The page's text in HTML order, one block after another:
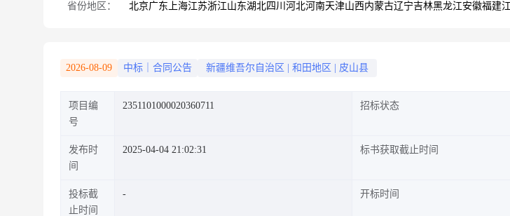
省份地区： 北京广东 上海江苏浙江山东湖北四川 河北河南天津山西内蒙古辽宁吉林黑龙江安徽福建
2026-08-09 中标｜合同公告 新疆维吾尔自治区 和田地区 皮山县
项目编
号
2351101000020360711 招标状态
发布时
间
2025-04-04 21:02:31 标书获取截止时间
投标截
止时间
开标时间